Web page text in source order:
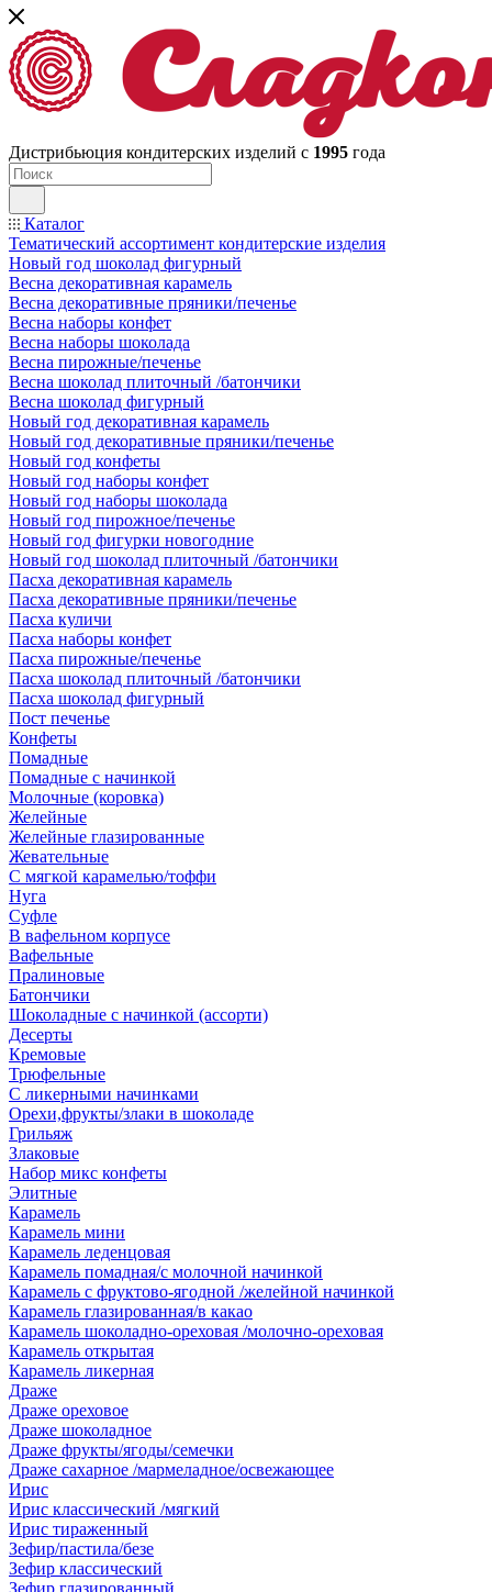
Дистрибьюция кондитерских изделий с 1995 года
Каталог
Тематический ассортимент кондитерские изделия
Новый год шоколад фигурный
Весна декоративная карамель
Весна декоративные пряники/печенье
Весна наборы конфет
Весна наборы шоколада
Весна пирожные/печенье
Весна шоколад плиточный /батончики
Весна шоколад фигурный
Новый год декоративная карамель
Новый год декоративные пряники/печенье
Новый год конфеты
Новый год наборы конфет
Новый год наборы шоколада
Новый год пирожное/печенье
Новый год фигурки новогодние
Новый год шоколад плиточный /батончики
Пасха декоративная карамель
Пасха декоративные пряники/печенье
Пасха куличи
Пасха наборы конфет
Пасха пирожные/печенье
Пасха шоколад плиточный /батончики
Пасха шоколад фигурный
Пост печенье
Конфеты
Помадные
Помадные с начинкой
Молочные (коровка)
Желейные
Желейные глазированные
Жевательные
С мягкой карамелью/тоффи
Нуга
Суфле
В вафельном корпусе
Вафельные
Пралиновые
Батончики
Шоколадные с начинкой (ассорти)
Десерты
Кремовые
Трюфельные
С ликерными начинками
Орехи,фрукты/злаки в шоколаде
Грильяж
Злаковые
Набор микс конфеты
Элитные
Карамель
Карамель мини
Карамель леденцовая
Карамель помадная/с молочной начинкой
Карамель с фруктово-ягодной /желейной начинкой
Карамель глазированная/в какао
Карамель шоколадно-ореховая /молочно-ореховая
Карамель открытая
Карамель ликерная
Драже
Драже ореховое
Драже шоколадное
Драже фрукты/ягоды/семечки
Драже сахарное /мармеладное/освежающее
Ирис
Ирис классический /мягкий
Ирис тираженный
Зефир/пастила/безе
Зефир классический
Зефир глазированный